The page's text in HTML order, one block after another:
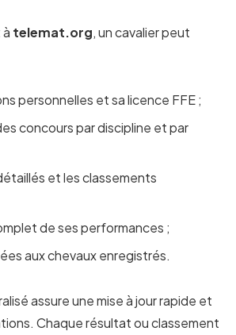
telemat.org, un cavalier peut
personnelles et sa licence FFE ;
concours par discipline et par
et les classements
de ses performances ;
aux chevaux enregistrés.
assure une mise à jour rapide et
Chaque résultat ou classement